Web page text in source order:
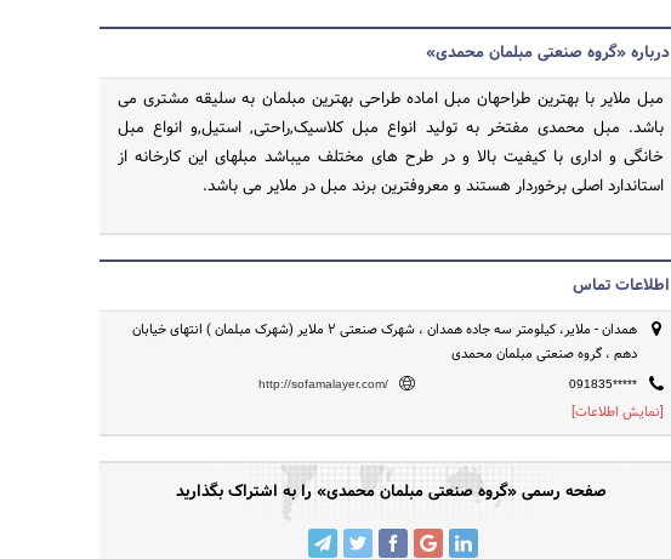
جستجو
درباره «گروه صنعتی مبلمان محمدی»
مبل ملایر با بهترین طراحهان مبل اماده طراحی بهترین مبلمان به سلیقه مشتری می
باشد. مبل محمدی مفتخر به تولید انواع مبل کلاسیک,راحتی, استیل,و انواع مبل
خانگی و اداری با کیفیت بالا و در طرح های مختلف میباشد مبلهای این کارخانه از
استاندارد اصلی برخوردار هستند و معروفترین برند مبل در ملایر می باشد.
اطلاعات تماس
همدان - ملایر، کیلومتر سه جاده همدان ، شهرک صنعتی ۲ ملایر (شهرک مبلمان ) انتهای خیابان
دهم ، گروه صنعتی مبلمان محمدی
091835*****
http://sofamalayer.com/
[نمایش اطلاعات]
صفحه رسمی «گروه صنعتی مبلمان محمدی» را به اشتراک بگذارید